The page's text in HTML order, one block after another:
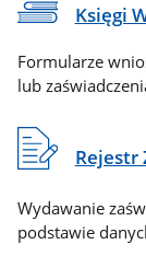
Księgi
Formularze
lub
Rejestr
Wydawanie
podstawie